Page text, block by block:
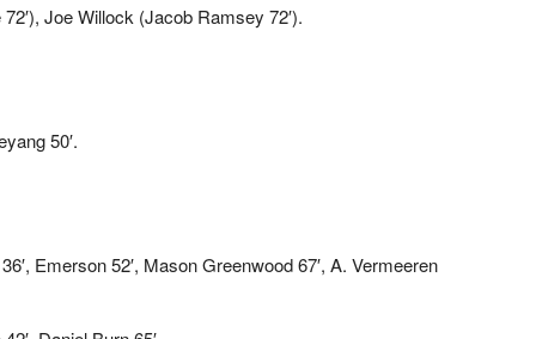
Joe Willock (Jacob Ramsey 72′).
50′.
Emerson 52′, Mason Greenwood 67′, A. Vermeeren